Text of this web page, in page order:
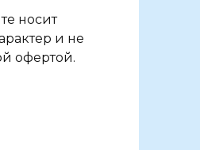
носит
и не
офертой.